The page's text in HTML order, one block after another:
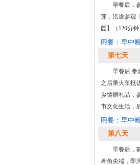
早餐后，
莲，沿途参观
园】（120分
用餐：早中
第七天
早餐后,参
之后乘火车抵
乡馈赠礼品，
市文化生活，
用餐：早中
第八天
早餐后，
岬角尖端，即